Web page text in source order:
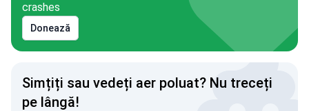
crashes
Donează
Simțiți sau vedeți aer poluat? Nu treceți
pe lângă!